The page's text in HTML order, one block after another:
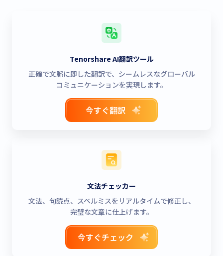
Tenorshare AI翻訳ツール
正確で文脈に即した翻訳で、シームレスなグローバル
コミュニケーションを実現します。
今すぐ翻訳
文法チェッカー
文法、句読点、スペルミスをリアルタイムで修正し、
完璧な文章に仕上げます。
今すぐチェック